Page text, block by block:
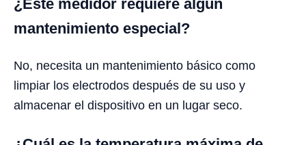
¿Este medidor requiere algún
mantenimiento especial?
No, necesita un mantenimiento básico como
limpiar los electrodos después de su uso y
almacenar el dispositivo en un lugar seco.